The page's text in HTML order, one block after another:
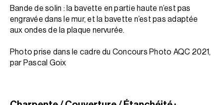
Bande de solin : la bavette en partie haute n’est pas
engravée dans le mur, et la bavette n’est pas adaptée
aux ondes de la plaque nervurée.
Photo prise dans le cadre du Concours Photo AQC 2021,
par Pascal Goix